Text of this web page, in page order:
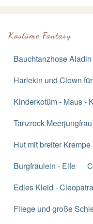
Kostüme Fantasy
Bauchtanzhose Aladin
Harlekin und Clown
Kinderkotüm - Maus -
Tanzrock Meerjungfrau
Hut mit breiter
Burgfräulein - Elfe
Edles Kleid - Cleopatra
Fliege und große